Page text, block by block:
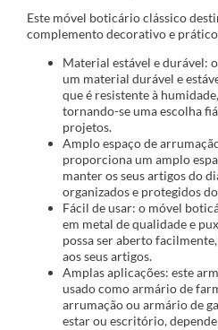
Este móvel boticário clássico
complemento decorativo e
Material estável e durável:
um material durável e
que é resistente à
tornando-se uma escolha
projetos.
Amplo espaço de
proporciona um amplo
manter os seus artigos do
organizados e protegidos
Fácil de usar: o móvel
em metal de qualidade e
possa ser aberto
aos seus artigos.
Amplas aplicações: este
usado como armário de
arrumação ou armário de
estar ou escritório,